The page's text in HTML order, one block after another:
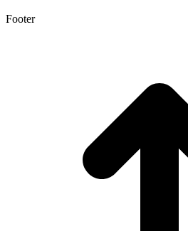
Footer